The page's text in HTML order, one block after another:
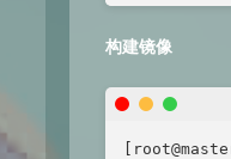
构建镜像